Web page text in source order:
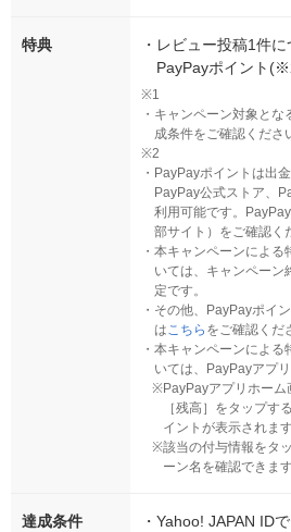
特典 ・ レビュー投稿1件
PayPayポイント
※1
・ キャンペーン対象とな
成条件をご確認くださ
※2
・ PayPayポイントは出
PayPay公式ストア、
利用可能です。
部サイト）をご確認く
・ 本キャンペーンによる
いては、キャンペーン
定です。
・ その他、PayPayポイ
はこちら をご確認くだ
・ 本キャンペーンによる
いては、PayPayアプ
※PayPayアプリホー
［残高］をタップす
イントが表示されます
※該当の付与情報をタ
ーン名を確認できます
達成条件 ・ Yahoo! JAPAN ID